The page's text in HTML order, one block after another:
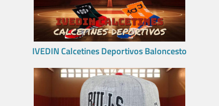
IVEDIN Calcetines Deportivos Baloncesto